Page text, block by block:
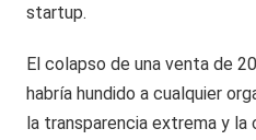
startup.
El colapso de una venta de
habría hundido a cualquier
la transparencia extrema y